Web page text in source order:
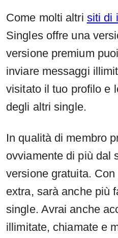
Come molti altri siti di
Singles offre una
versione premium
inviare messaggi
visitato il tuo profilo e
degli altri single.
In qualità di membro
ovviamente di più dal
versione gratuita.
extra, sarà anche più
single. Avrai anche
illimitate, chiamate e